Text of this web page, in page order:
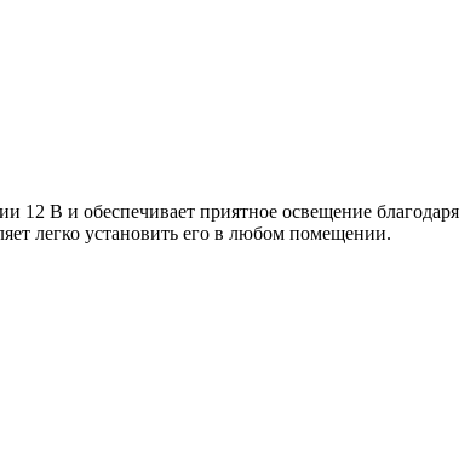
12 В и обеспечивает приятное освещение благодаря
легко установить его в любом помещении.